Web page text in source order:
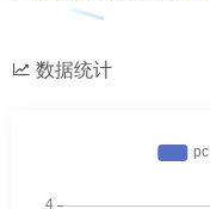
数据统计